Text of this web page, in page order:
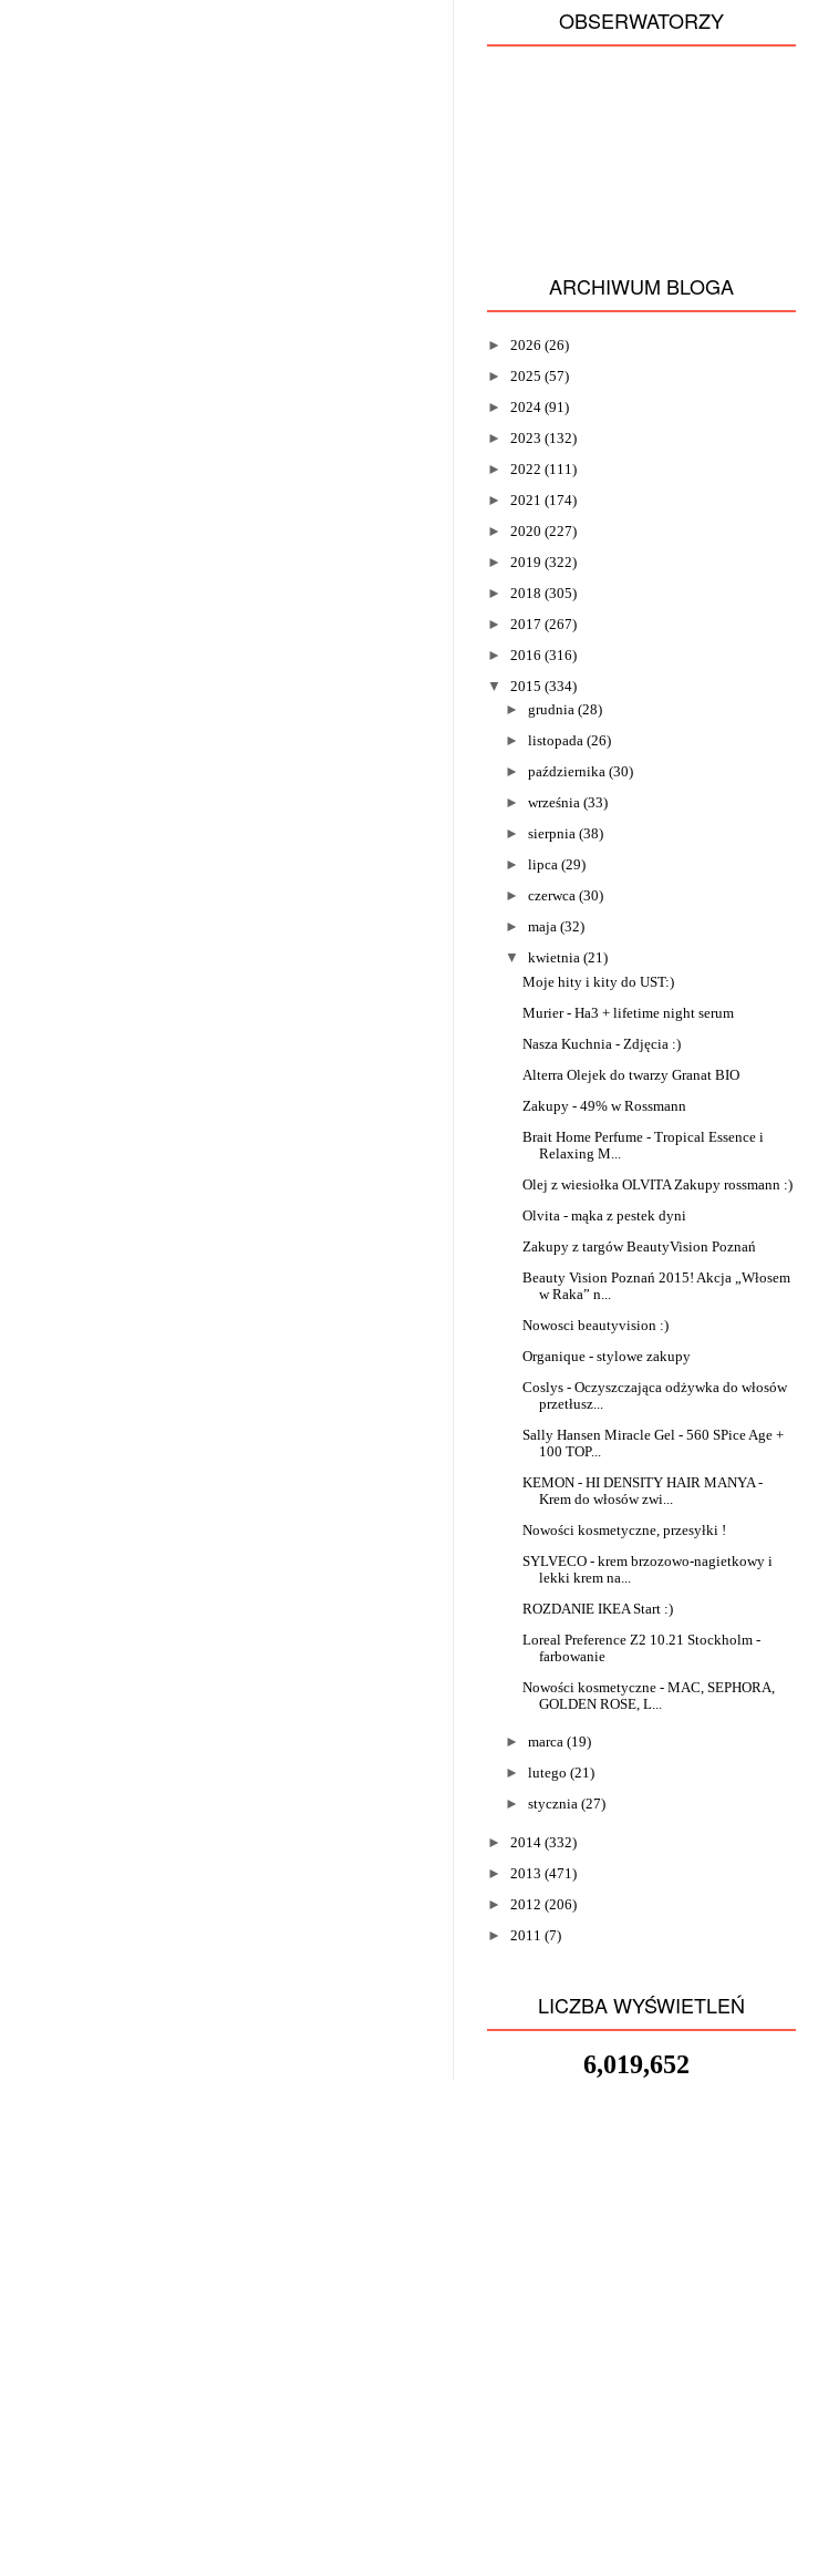
OBSERWATORZY
ARCHIWUM BLOGA
► 2026 (26)
► 2025 (57)
► 2024 (91)
► 2023 (132)
► 2022 (111)
► 2021 (174)
► 2020 (227)
► 2019 (322)
► 2018 (305)
► 2017 (267)
► 2016 (316)
▼
2015 (334)
► grudnia (28)
► listopada (26)
► października (30)
► września (33)
► sierpnia (38)
► lipca (29)
► czerwca (30)
► maja (32)
▼
kwietnia (21)
Moje hity i kity do UST:)
Murier - Ha3 + lifetime night serum
Nasza Kuchnia - Zdjęcia :)
Alterra Olejek do twarzy Granat BIO
Zakupy - 49% w Rossmann
Brait Home Perfume - Tropical Essence i
Relaxing M...
Olej z wiesiołka OLVITA Zakupy rossmann :)
Olvita - mąka z pestek dyni
Zakupy z targów BeautyVision Poznań
Beauty Vision Poznań 2015! Akcja „Włosem
w Raka” n...
Nowosci beautyvision :)
Organique - stylowe zakupy
Coslys - Oczyszczająca odżywka do włosów
przetłusz...
Sally Hansen Miracle Gel - 560 SPice Age +
100 TOP...
KEMON - HI DENSITY HAIR MANYA -
Krem do włosów zwi...
Nowości kosmetyczne, przesyłki !
SYLVECO - krem brzozowo-nagietkowy i
lekki krem na...
ROZDANIE IKEA Start :)
Loreal Preference Z2 10.21 Stockholm -
farbowanie
Nowości kosmetyczne - MAC, SEPHORA,
GOLDEN ROSE, L...
► marca (19)
► lutego (21)
► stycznia (27)
► 2014 (332)
► 2013 (471)
► 2012 (206)
► 2011 (7)
LICZBA WYŚWIETLEŃ
6,019,652